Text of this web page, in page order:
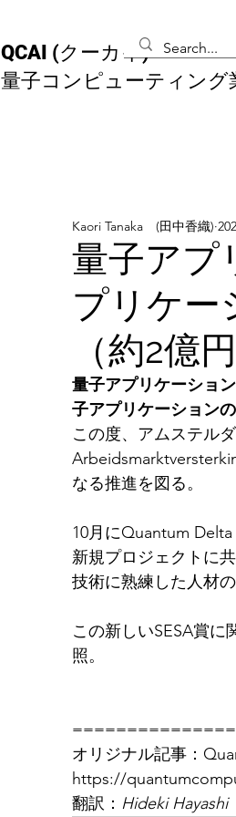
QCAI (クーカイ)
量子コンピューティング
量子アプ
プリケー
（約2億
Kaori Tanaka (田中香織)
量子アプリケーショ
子アプリケーション
この度、アムステル
なる推進を図る。
10月にQuantum
新規プロジェクトに
技術に熟練した人材
この新しいSESA賞
照。
オリジナル記事：
https://
翻訳： Hideki Hayashi